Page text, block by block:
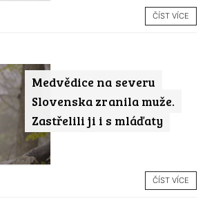
ČÍST VÍCE
Medvědice na severu
Slovenska zranila muže.
Zastřelili ji i s mláďaty
ČÍST VÍCE